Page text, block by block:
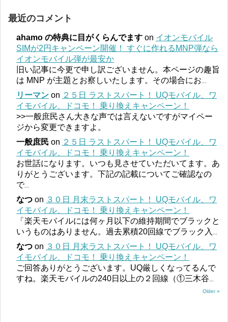
最近のコメント
ahamo の特典に目がくらんでます on イオンモバイル
SIMが2円キャンペーン開催！ すぐに作れるMNP弾なら
イオンモバイル弾が最安か
旧い記事に今更で申し訳ございません。本ページの趣旨
は MNP が主題とお察しいたします。その場合にお
リーマン on ２５日 ラストスパート！ UQモバイル、ワ
イモバイル、ドコモ！ 乗り換えキャンペーン！
>>一般庶民さん大きな声では言えないですがマイペー
ジから変更できますよ。
一般庶民 on ２５日 ラストスパート！ UQモバイル、ワ
イモバイル、ドコモ！ 乗り換えキャンペーン！
お世話になります。いつも見させていただいてます。あ
りがとうございます。下記の記載についてご確認なの
で...
なつ on ３０日 月末ラストスパート！ UQモバイル、ワ
イモバイル、ドコモ！ 乗り換えキャンペーン！
「楽天モバイルには何ヶ月以下の維持期間でブラックと
いうものはありません。過去累積20回線でブラック入
なつ on ３０日 月末ラストスパート！ UQモバイル、ワ
イモバイル、ドコモ！ 乗り換えキャンペーン！
ご回答ありがとうございます。UQ厳しくなってるんで
すね。楽天モバイルの240日以上の２回線（①三木谷
Older »